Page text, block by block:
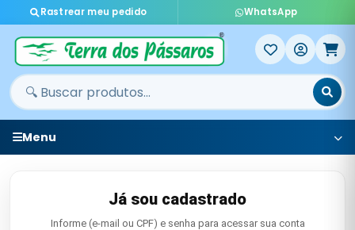
Rastrear meu pedido WhatsApp
Menu
Já sou cadastrado
Informe (e-mail ou CPF) e senha para acessar sua conta